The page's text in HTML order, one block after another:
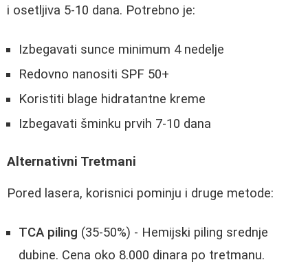
i osetljiva 5-10 dana. Potrebno je:
Izbegavati sunce minimum 4 nedelje
Redovno nanositi SPF 50+
Koristiti blage hidratantne kreme
Izbegavati šminku prvih 7-10 dana
Alternativni Tretmani
Pored lasera, korisnici pominju i druge metode:
TCA piling (35-50%) - Hemijski piling srednje
dubine. Cena oko 8.000 dinara po tretmanu.